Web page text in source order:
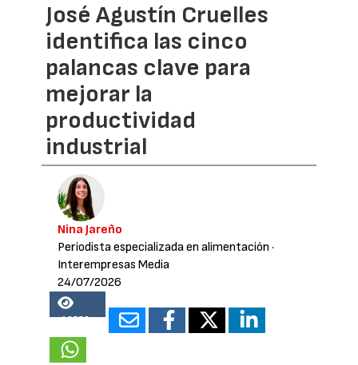
José Agustín Cruelles
identifica las cinco
palancas clave para
mejorar la
productividad
industrial
Nina Jareño
Periodista especializada en alimentación ·
Interempresas Media
24/07/2026
19558